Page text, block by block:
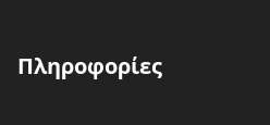
Πληροφορίες